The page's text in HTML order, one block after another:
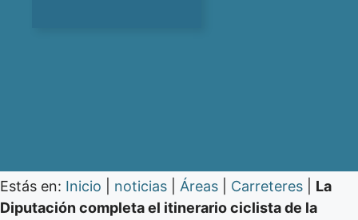
Estás en: Inicio noticias Áreas Carreteres
La
Diputación completa el itinerario ciclista de la